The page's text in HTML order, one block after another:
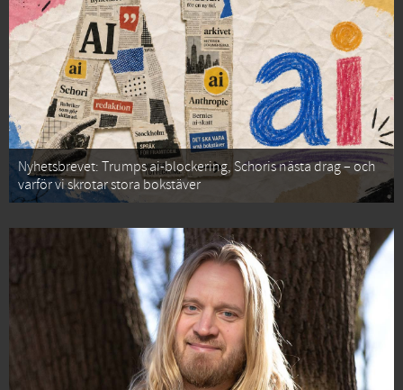
Nyhetsbrevet: Trumps ai-blockering, Schoris nästa drag – och
varför vi skrotar stora bokstäver